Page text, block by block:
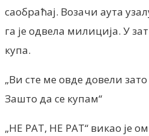
саобраћај. Возачи аута
га је одвела милиција. У
купа.
„Ви сте ме овде довели
Зашто да се купам“
„НЕ РАТ, НЕ РАТ“ викао је